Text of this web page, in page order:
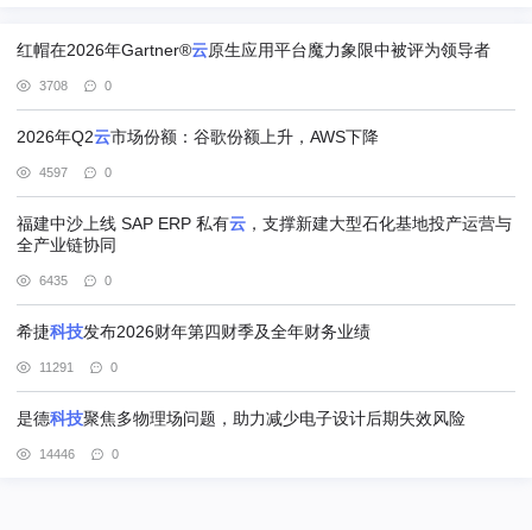
红帽在2026年Gartner®云原生应用平台魔力象限中被评为领导者
3708 0
2026年Q2云市场份额：谷歌份额上升，AWS下降
4597 0
福建中沙上线 SAP ERP 私有云 ，支撑新建大型石化基地投产运营与
全产业链协同
6435 0
希捷科技发布2026财年第四财季及全年财务业绩
11291 0
是德科技聚焦多物理场问题，助力减少电子设计后期失效风险
14446 0